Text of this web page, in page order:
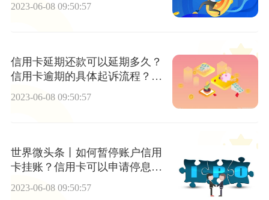
2023-06-08 09:50:57
信用卡延期还款可以延期多久？
信用卡逾期的具体起诉流程？_
2023-06-08 09:50:57
世界微头条丨如何暂停账户信用
卡挂账？信用卡可以申请停息挂
账吗？
2023-06-08 09:50:57